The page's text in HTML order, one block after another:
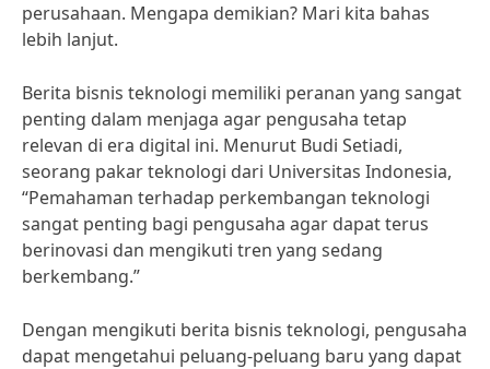
perusahaan. Mengapa demikian? Mari kita bahas
lebih lanjut.
Berita bisnis teknologi memiliki peranan yang sangat
penting dalam menjaga agar pengusaha tetap
relevan di era digital ini. Menurut Budi Setiadi,
seorang pakar teknologi dari Universitas Indonesia,
“Pemahaman terhadap perkembangan teknologi
sangat penting bagi pengusaha agar dapat terus
berinovasi dan mengikuti tren yang sedang
berkembang.”
Dengan mengikuti berita bisnis teknologi, pengusaha
dapat mengetahui peluang-peluang baru yang dapat